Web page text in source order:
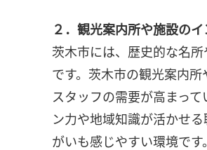
２．観光案内所や施設の
茨木市には、歴史的な名
です。茨木市の観光案内
スタッフの需要が高まっ
ン力や地域知識が活かせ
がいも感じやすい環境です。